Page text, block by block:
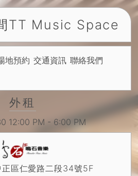
TT Music Space
地預約 交通資訊 聯絡我們
外租
12:00 PM - 6:00 PM
區仁愛路二段34號5F